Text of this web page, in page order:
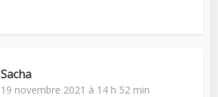
Sacha
19 novembre 2021 à 14 h 52 min